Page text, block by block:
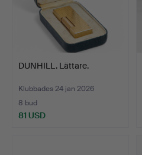
DUNHILL. Lättare.
Klubbades 24 jan 2026
8 bud
81 USD